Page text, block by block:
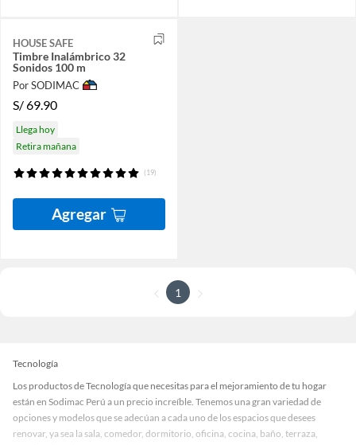
HOUSE SAFE
Timbre Inalámbrico 32
Sonidos 100 m
Por SODIMAC
S/69.90
Llega hoy
Retira mañana
(19)
Agregar
1
Tecnología
Los productos de Tecnología que necesitas para el mejoramiento de tu hogar
están en Sodimac Perú a un precio increíble. Tenemos una gran variedad de
opciones y modelos que se adecúan a cada uno de los espacios que desees
renovar, ya sea la sala, comedor, dormitorio, oficina, cocina, baño, terraza,